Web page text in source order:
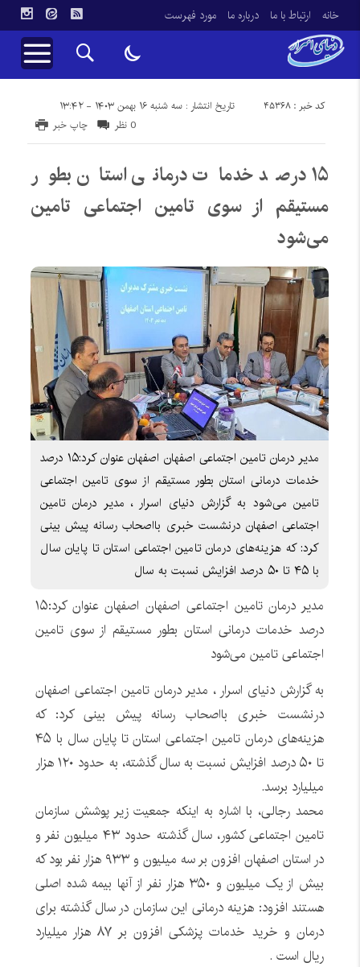
خانه ارتباط با ما درباره ما مورد فهرست
تاریخ انتشار : سه شنبه ۱۶ بهمن ۱۴۰۳ - ۱۳:۴۲ کد خبر : 45368
چاپ خبر 0 نظر
۱۵ درصد خدمات درمانی استان بطور
مستیقم از سوی تامین اجتماعی تامین
می‌شود
مدیر درمان تامین اجتماعی اصفهان اصفهان عنوان کرد:۱۵ درصد
خدمات درمانی استان بطور مستیقم از سوی تامین اجتماعی
تامین می‌شود به گزارش دنیای اسرار ، مدیر درمان تامین
اجتماعی اصفهان درنشست خبری بااصحاب رسانه پیش بینی
کرد: که هزینه‌های درمان تامین اجتماعی استان تا پایان سال
با ۴۵ تا ۵۰ درصد افزایش نسبت به سال
مدیر درمان تامین اجتماعی اصفهان اصفهان عنوان کرد:۱۵
درصد خدمات درمانی استان بطور مستیقم از سوی تامین
اجتماعی تامین می‌شود
به گزارش دنیای اسرار ، مدیر درمان تامین اجتماعی اصفهان
درنشست خبری بااصحاب رسانه پیش بینی کرد: که
هزینه‌های درمان تامین اجتماعی استان تا پایان سال با ۴۵
تا ۵۰ درصد افزایش نسبت به سال گذشته، به حدود ۱۲۰ هزار
میلیارد برسد.
محمد رجالی، با اشاره به اینکه جمعیت زیر پوشش سازمان
تامین اجتماعی کشور، سال گذشته حدود ۴۳ میلیون نفر و
در استان اصفهان افزون بر سه میلیون و ۹۳۳ هزار نفر بود که
بیش از یک میلیون و ۳۵۰ هزار نفر از آنها بیمه شده اصلی
هستند افزود: هزینه درمانی این سازمان در سال گذشته برای
درمان و خرید خدمات پزشکی افزون بر ۸۷ هزار میلیارد
ریال است .